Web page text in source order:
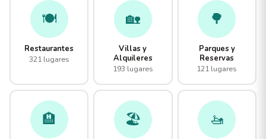
🍽️
Restaurantes
321 lugares
🏡
Villas y
Alquileres
193 lugares
🌳
Parques y
Reservas
121 lugares
🏨 🏖️ 🚤